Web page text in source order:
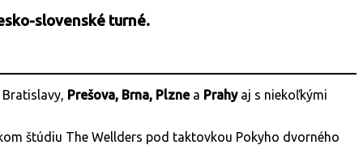
slovenské turné.
Prešova, Brna, Plznea Prahy aj s niekoľkými
štúdiu The Wellders pod taktovkou Pokyho dvorného